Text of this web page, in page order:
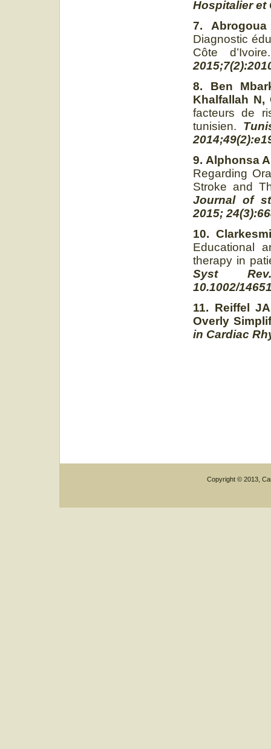
Hospitalier et
7.
Diagnostic
Côte
8. Ben
Khalfallah N,
facteurs de
tunisien.
9. Alphonsa
Regarding
Stroke and
Journal of
2015;
10.
Educational
therapy in
Syst
10.1002/
11. Reiffel
Overly
in Cardiac
Copyright © 2013,